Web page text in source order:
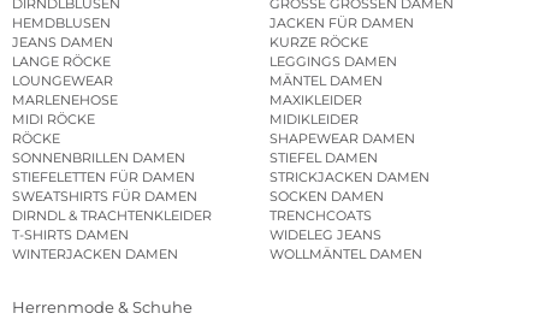
DIRNDLBLUSEN
GROSSE GRÖSSEN DAMEN
HEMDBLUSEN
JACKEN FÜR DAMEN
JEANS DAMEN
KURZE RÖCKE
LANGE RÖCKE
LEGGINGS DAMEN
LOUNGEWEAR
MÄNTEL DAMEN
MARLENEHOSE
MAXIKLEIDER
MIDI RÖCKE
MIDIKLEIDER
RÖCKE
SHAPEWEAR DAMEN
SONNENBRILLEN DAMEN
STIEFEL DAMEN
STIEFELETTEN FÜR DAMEN
STRICKJACKEN DAMEN
SWEATSHIRTS FÜR DAMEN
SOCKEN DAMEN
DIRNDL & TRACHTENKLEIDER
TRENCHCOATS
T-SHIRTS DAMEN
WIDELEG JEANS
WINTERJACKEN DAMEN
WOLLMÄNTEL DAMEN
Herrenmode & Schuhe